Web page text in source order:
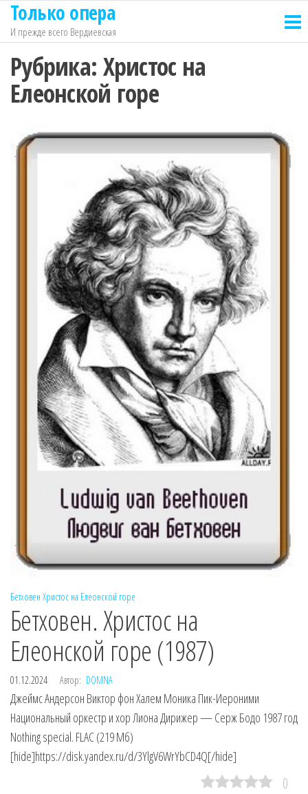
Перейти
содержимому
Только опера
И прежде всего Вердиевская
Рубрика: Христос на
Елеонской горе
Бетховен Христос на Елеонской горе
Бетховен. Христос на
Елеонской горе (1987)
01.12.2024 Автор: DOMNA
Джеймс Андерсон Виктор фон Халем Моника Пик-Иероними
Национальный оркестр и хор Лиона Дирижер — Серж Бодо 1987 год
Nothing special. FLAC (219 Мб)
[hide]https://disk.yandex.ru/d/3YlgV6WrYbCD4Q[/hide]
0